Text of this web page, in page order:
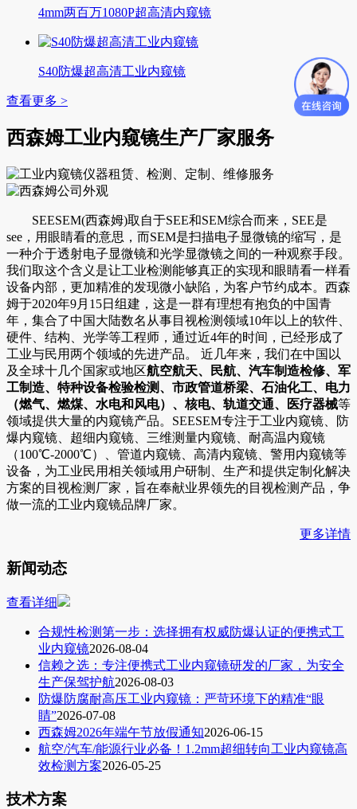
4mm两百万1080P超高清内窥镜
S40防爆超高清工业内窥镜
查看更多 >
西森姆工业内窥镜生产厂家服务
SEESEM(西森姆)取自于SEE和SEM综合而来，SEE是
see，用眼睛看的意思，而SEM是扫描电子显微镜的缩写，是
一种介于透射电子显微镜和光学显微镜之间的一种观察手段。
我们取这个含义是让工业检测能够真正的实现和眼睛看一样看
设备内部，更加精准的发现微小缺陷，为客户节约成本。西森
姆于2020年9月15日组建，这是一群有理想有抱负的中国青
年，集合了中国大陆数名从事目视检测领域10年以上的软件、
硬件、结构、光学等工程师，通过近4年的时间，已经形成了
工业与民用两个领域的先进产品。 近几年来，我们在中国以
及全球十几个国家或地区航空航天、民航、汽车制造检修、军
工制造、特种设备检验检测、市政管道桥梁、石油化工、电力
（燃气、燃煤、水电和风电）、核电、轨道交通、医疗器械等
领域提供大量的内窥镜产品。SEESEM专注于工业内窥镜、防
爆内窥镜、超细内窥镜、三维测量内窥镜、耐高温内窥镜
（100℃-2000℃）、管道内窥镜、高清内窥镜、警用内窥镜等
设备，为工业民用相关领域用户研制、生产和提供定制化解决
方案的目视检测厂家，旨在奉献业界领先的目视检测产品，争
做一流的工业内窥镜品牌厂家。
更多详情
新闻动态
查看详细
合规性检测第一步：选择拥有权威防爆认证的便携式工
业内窥镜2026-08-04
信赖之选：专注便携式工业内窥镜研发的厂家，为安全
生产保驾护航2026-08-03
防爆防腐耐高压工业内窥镜：严苛环境下的精准“眼
睛”2026-07-08
西森姆2026年端午节放假通知2026-06-15
航空/汽车/能源行业必备！1.2mm超细转向工业内窥镜高
效检测方案2026-05-25
技术方案